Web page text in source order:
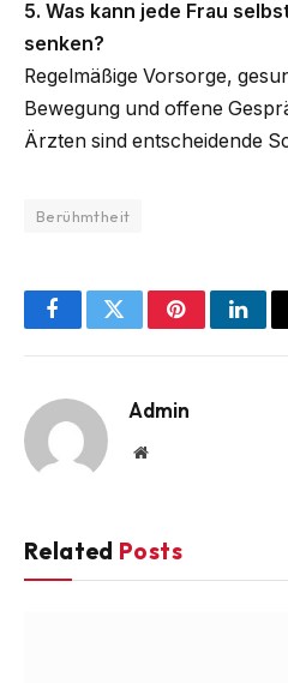
5. Was kann jede Frau
senken?
Regelmäßige Vorsorge,
Bewegung und offene
Ärzten sind entscheidende
Berühmtheit
FacebookTwitterPinterest
Admin
Website
Related Posts